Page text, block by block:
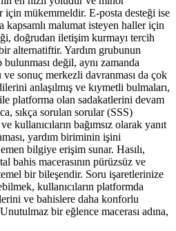
için mükemmeldir. E-posta desteği ise
malumat isteyen haller için
doğrudan iletişim kurmayı tercih
alternatiftir. Yardım grubunun
değil, aynı zamanda
sonuç merkezli davranması da çok
anlaşılmış ve kıymetli bulmaları,
platforma olan sadakatlerini devam
sıkça sorulan sorular (SSS)
kullanıcıların bağımsız olarak yanıt
yardım biriminin işini
bilgiye erişim sunar. Hasılı,
bahis macerasının pürüzsüz ve
bir bileşendir. Soru işaretlerinize
kullanıcıların platformda
ve bahislere daha konforlu
bir eğlence macerası adına,